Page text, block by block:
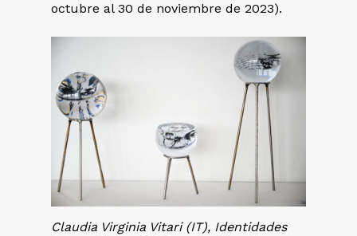
octubre al 30 de noviembre de 2023).
Claudia Virginia Vitari (IT), Identidades